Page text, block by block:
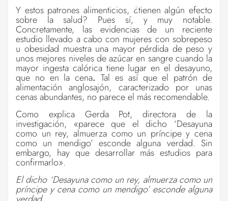
Y estos patrones alimenticios, ¿tienen algún efecto
sobre la salud? Pues sí, y muy notable.
Concretamente, las evidencias de un reciente
estudio llevado a cabo con mujeres con sobrepeso
u obesidad muestra una mayor pérdida de peso y
unos mejores niveles de azúcar en sangre cuando la
mayor ingesta calórica tiene lugar en el desayuno,
que no en la cena. Tal es así que el patrón de
alimentación anglosajón, caracterizado por unas
cenas abundantes, no parece el más recomendable.
Como explica Gerda Pot, directora de la
investigación, «parece que el dicho ‘Desayuna
como un rey, almuerza como un príncipe y cena
como un mendigo’ esconde alguna verdad. Sin
embargo, hay que desarrollar más estudios para
confirmarlo».
El dicho ‘Desayuna como un rey, almuerza como un
príncipe y cena como un mendigo’ esconde alguna